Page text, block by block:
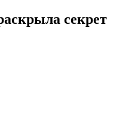
секрет